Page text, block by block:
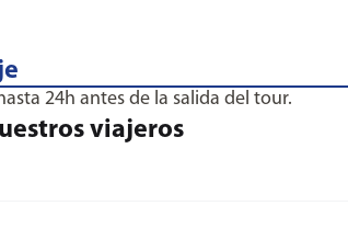
24h antes de la salida del tour.
viajeros